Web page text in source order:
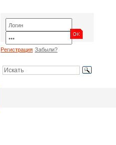
Регистрация Забыли?